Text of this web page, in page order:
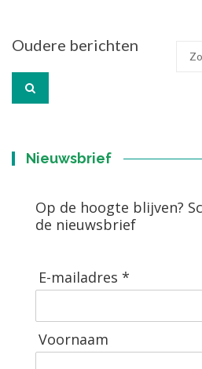
Berichtennavigatie
Oudere berichten
Nieuwsbrief
Op de hoogte blijven?
de nieuwsbrief
E-mailadres *
Voornaam